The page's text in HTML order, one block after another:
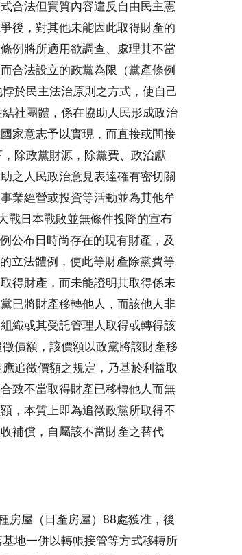
合法但實質內容違反自由民主憲
後，對其他未能因此取得財產的
例將所適用欲調查、處理其不當
合法設立的政黨為限（黨產條例
於民主法治原則之方式，使自己
社團體，係在協助人民形成政治
家意志予以實現，而直接或間接
除政黨財源，除黨費、政治獻
之人民政治意見表達確有密切關
業經營或投資等活動並為其他牟
戰日本戰敗並無條件投降的宣布
公布日時尚存在的現有財產，及
立法體例，使此等財產除黨費等
得財產，而未能證明其取得係未
已將財產移轉他人，而該他人非
織或其受託管理人取得或轉得該
價額，該價額以政黨將該財產移
追徵價額之規定，乃基於利益取
致不當取得財產已移轉他人而無
，本質上即為追徵政黨所取得不
補償，自屬該不當財產之替代
房屋（日產房屋）88處獲准，後
地一併以轉帳接管等方式移轉所